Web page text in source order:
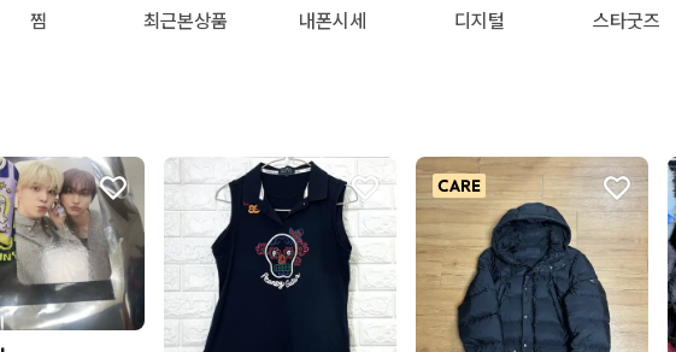
찜 최근본상품 내폰시세 디지털 스타굿즈